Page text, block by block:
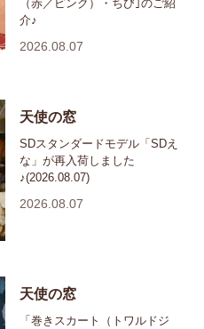
（赤／ピンク）・ちび｣のご紹
介♪
2026.08.07
天使の窓
SDスタンダードモデル「SDえ
な」が再入荷しました
♪(2026.08.07)
2026.08.07
天使の窓
「巻きスカート（トワルドジ